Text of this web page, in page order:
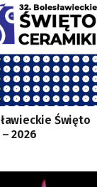
Święto
2026